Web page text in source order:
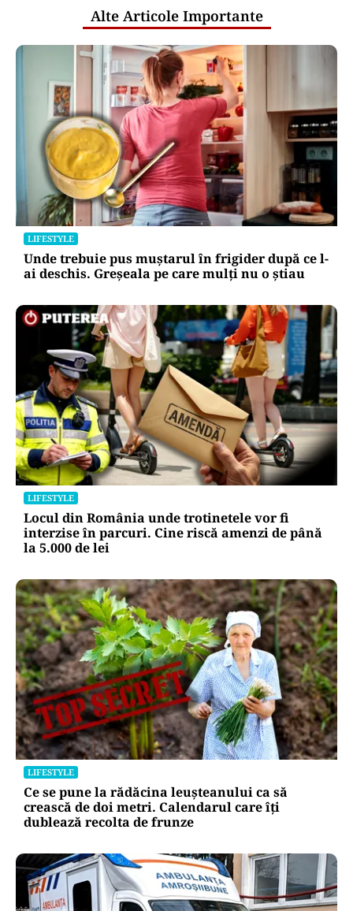
Alte Articole Importante
LIFESTYLE
Unde trebuie pus muștarul în frigider după ce l-
ai deschis. Greșeala pe care mulți nu o știau
LIFESTYLE
Locul din România unde trotinetele vor fi
interzise în parcuri. Cine riscă amenzi de până
la 5.000 de lei
LIFESTYLE
Ce se pune la rădăcina leușteanului ca să
crească de doi metri. Calendarul care îți
dublează recolta de frunze